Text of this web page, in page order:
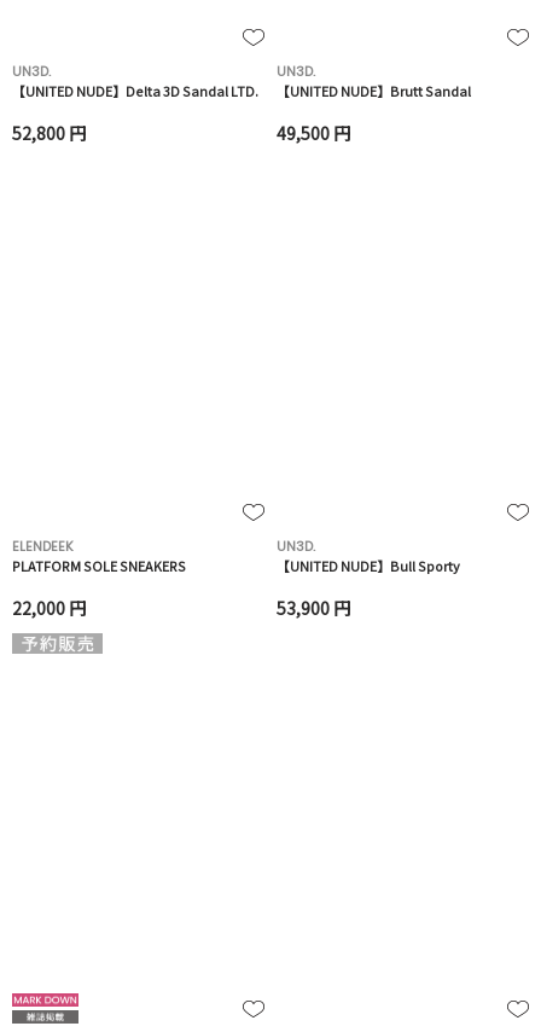
UN3D.
【UNITED NUDE】Delta 3D Sandal LTD.
52,800 円
UN3D.
【UNITED NUDE】Brutt Sandal
49,500 円
ELENDEEK
PLATFORM SOLE SNEAKERS
22,000 円
UN3D.
【UNITED NUDE】Bull Sporty
53,900 円